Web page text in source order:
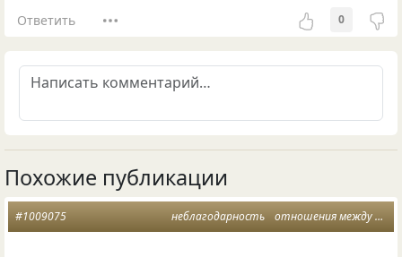
Ответить 0
Похожие публикации
неблагодарность отношения между людьми
#1009075